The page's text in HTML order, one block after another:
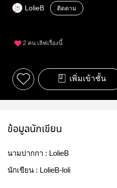
LolieB ติดตาม
2 คน เลิฟเรื่องนี้
เพิ่มเข้าชั้น
ข้อมูลนักเขียน
นามปากกา : LolieB
นักเขียน : LolieB-loli